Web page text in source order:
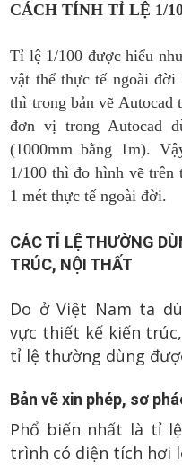
CÁCH TÍNH TỈ LỆ 1/
Tỉ lệ 1/100 được hiểu
vật thể thực tế ngoài
thì trong bản vẽ Autocad
đơn vị trong Autocad
(1000mm bằng 1m).
1/100 thì đo hình vẽ trên
1 mét thực tế ngoài đời.
CÁC TỈ LỆ THƯỜNG
TRÚC, NỘI THẤT
Do ở Việt Nam ta
vực thiết kế kiến
tỉ lệ thường dùng
Bản vẽ xin phép, sơ
Phổ biến nhất là tỉ
trình có diện tích hơi